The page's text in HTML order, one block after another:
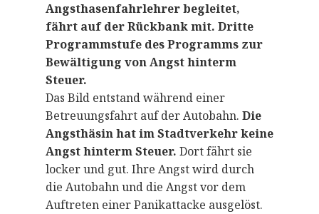
Angsthasenfahrlehrer begleitet,
fährt auf der Rückbank mit. Dritte
Programmstufe des Programms zur
Bewältigung von Angst hinterm
Steuer.
Das Bild entstand während einer
Betreuungsfahrt auf der Autobahn. Die
Angsthäsin hat im Stadtverkehr keine
Angst hinterm Steuer. Dort fährt sie
locker und gut. Ihre Angst wird durch
die Autobahn und die Angst vor dem
Auftreten einer Panikattacke ausgelöst.